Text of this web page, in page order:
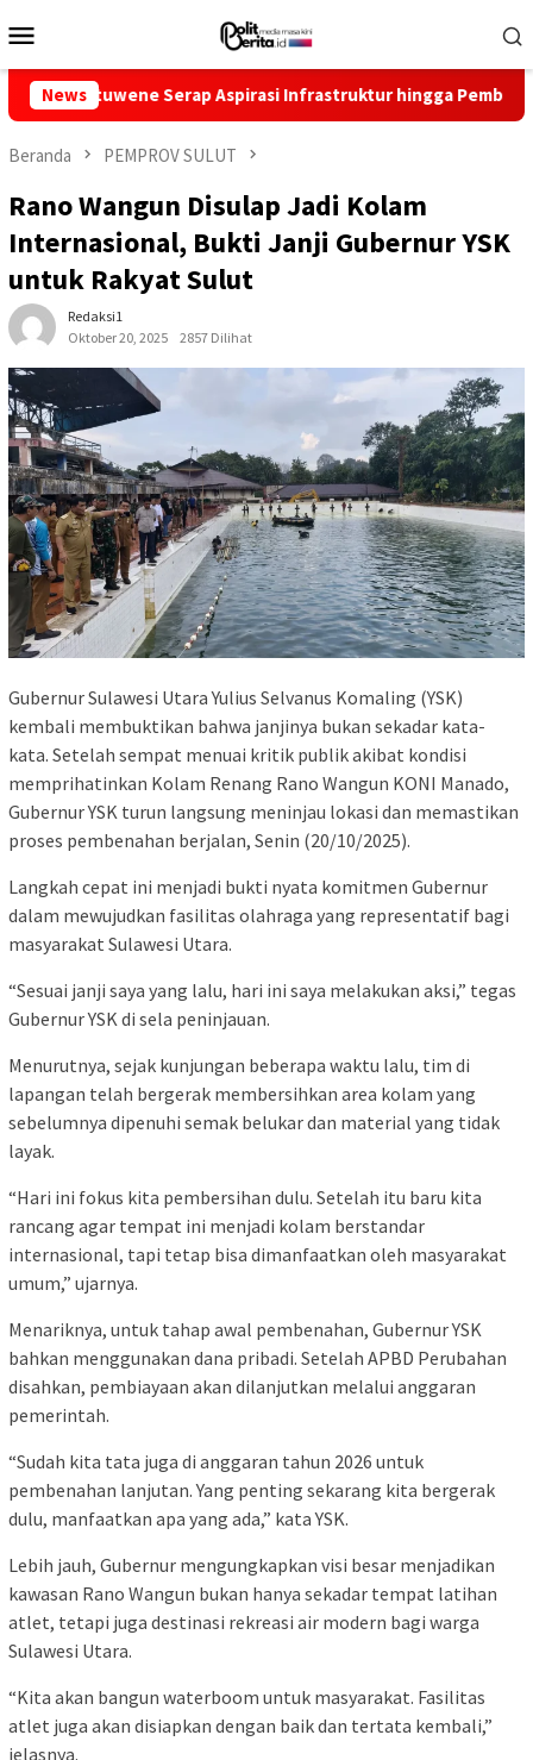
ke
Mobile
News
Serap Aspirasi Infrastruktur hingga Pemberdayaan
Beranda PEMPROV SULUT
Rano Wangun Disulap Jadi Kolam
Internasional, Bukti Janji Gubernur YSK
untuk Rakyat Sulut
Redaksi1
Oktober 20, 2025
2857 Dilihat
Gubernur Sulawesi Utara Yulius Selvanus Komaling (YSK)
kembali membuktikan bahwa janjinya bukan sekadar kata-
kata. Setelah sempat menuai kritik publik akibat kondisi
memprihatinkan Kolam Renang Rano Wangun KONI Manado,
Gubernur YSK turun langsung meninjau lokasi dan memastikan
proses pembenahan berjalan, Senin (20/10/2025).
Langkah cepat ini menjadi bukti nyata komitmen Gubernur
dalam mewujudkan fasilitas olahraga yang representatif bagi
masyarakat Sulawesi Utara.
“Sesuai janji saya yang lalu, hari ini saya melakukan aksi,” tegas
Gubernur YSK di sela peninjauan.
Menurutnya, sejak kunjungan beberapa waktu lalu, tim di
lapangan telah bergerak membersihkan area kolam yang
sebelumnya dipenuhi semak belukar dan material yang tidak
layak.
“Hari ini fokus kita pembersihan dulu. Setelah itu baru kita
rancang agar tempat ini menjadi kolam berstandar
internasional, tapi tetap bisa dimanfaatkan oleh masyarakat
umum,” ujarnya.
Menariknya, untuk tahap awal pembenahan, Gubernur YSK
bahkan menggunakan dana pribadi. Setelah APBD Perubahan
disahkan, pembiayaan akan dilanjutkan melalui anggaran
pemerintah.
“Sudah kita tata juga di anggaran tahun 2026 untuk
pembenahan lanjutan. Yang penting sekarang kita bergerak
dulu, manfaatkan apa yang ada,” kata YSK.
Lebih jauh, Gubernur mengungkapkan visi besar menjadikan
kawasan Rano Wangun bukan hanya sekadar tempat latihan
atlet, tetapi juga destinasi rekreasi air modern bagi warga
Sulawesi Utara.
“Kita akan bangun waterboom untuk masyarakat. Fasilitas
atlet juga akan disiapkan dengan baik dan tertata kembali,”
jelasnya.